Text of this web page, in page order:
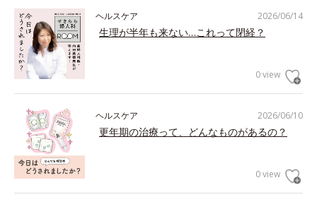
2026/06/14
ヘルスケア
生理が半年も来ない…これって閉経？
0 view
2026/06/10
ヘルスケア
更年期の治療って、どんなものがあるの？
0 view